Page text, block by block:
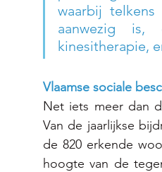
waarbij telkens
aanwezig is,
kinesitherapie,
Vlaamse sociale
Net iets meer dan
Van de jaarlijkse
de 820 erkende
hoogte van de